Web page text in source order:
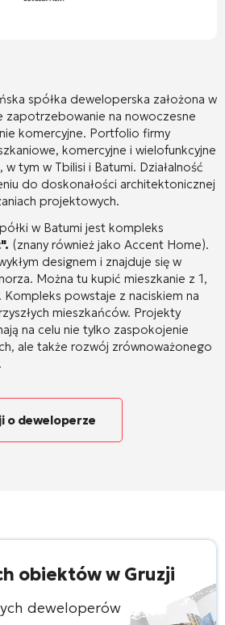
spółka deweloperska założona w
zapotrzebowanie na nowoczesne
komercyjne. Portfolio firmy
komercyjne i wielofunkcyjne
tym w Tbilisi i Batumi. Działalność
do doskonałości architektonicznej
projektowych.
w Batumi jest kompleks
(znany również jako Accent Home).
designem i znajduje się w
Można tu kupić mieszkanie z 1,
Kompleks powstaje z naciskiem na
mieszkańców. Projekty
na celu nie tylko zaspokojenie
ale także rozwój zrównoważonego
o deweloperze
obiektów w Gruzji
deweloperów